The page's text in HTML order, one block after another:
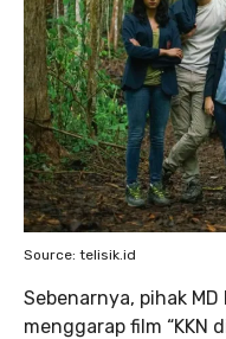
Source: telisik.id
Sebenarnya, pihak
menggarap film “KKN